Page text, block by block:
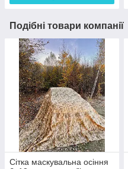
Подібні товари компанії
Сітка маскувальна осіння